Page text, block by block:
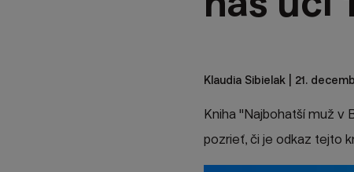
Klaudia Sibielak | 21.
Kniha "Najbohatší muž v
pozrieť, či je odkaz tejto